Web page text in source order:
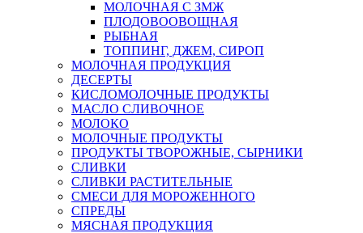
МОЛОЧНАЯ С ЗМЖ
ПЛОДОВООВОЩНАЯ
РЫБНАЯ
ТОППИНГ, ДЖЕМ, СИРОП
МОЛОЧНАЯ ПРОДУКЦИЯ
ДЕСЕРТЫ
КИСЛОМОЛОЧНЫЕ ПРОДУКТЫ
МАСЛО СЛИВОЧНОЕ
МОЛОКО
МОЛОЧНЫЕ ПРОДУКТЫ
ПРОДУКТЫ ТВОРОЖНЫЕ, СЫРНИКИ
СЛИВКИ
СЛИВКИ РАСТИТЕЛЬНЫЕ
СМЕСИ ДЛЯ МОРОЖЕННОГО
СПРЕДЫ
МЯСНАЯ ПРОДУКЦИЯ